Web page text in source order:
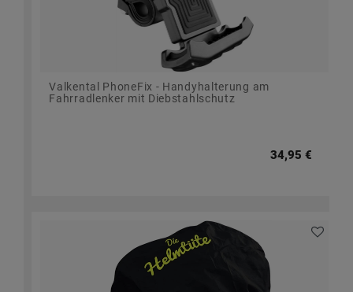
Valkental PhoneFix - Handyhalterung am
Fahrradlenker mit Diebstahlschutz
34,95 €